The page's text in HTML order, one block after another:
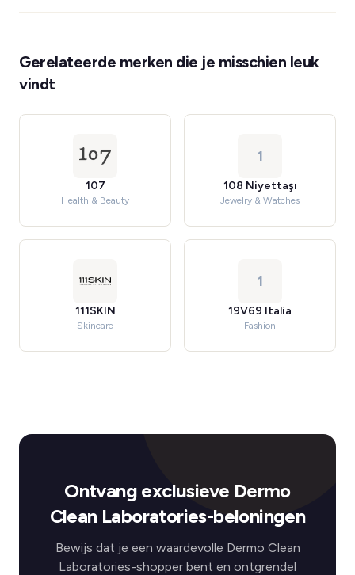
Gerelateerde merken die je misschien leuk
vindt
107
Health & Beauty
1
108 Niyettaşı
Jewelry & Watches
111SKIN
Skincare
1
19V69 Italia
Fashion
Ontvang exclusieve Dermo
Clean Laboratories-beloningen
Bewijs dat je een waardevolle Dermo Clean
Laboratories-shopper bent en ontgrendel